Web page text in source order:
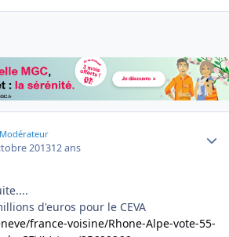
Modérateur
201312 ans
france-voisine/Rhone-Alpe-vote-55-